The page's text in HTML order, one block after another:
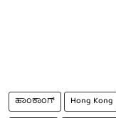
ಹಾಂಕಾಂಗ್ Hong Kong